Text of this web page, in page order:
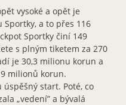
vysoké a opět je
Sportky, a to přes 116
Sportky činí 149
s plným tiketem za 270
je 30,3 milionu korun a
milionů korun.
start. Poté, co
„vedení” a bývalá